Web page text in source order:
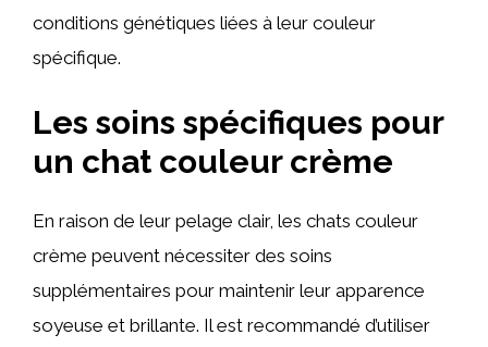
conditions génétiques liées à leur couleur
spécifique.
Les soins spécifiques pour
un chat couleur crème
En raison de leur pelage clair, les chats couleur
crème peuvent nécessiter des soins
supplémentaires pour maintenir leur apparence
soyeuse et brillante. Il est recommandé d’utiliser